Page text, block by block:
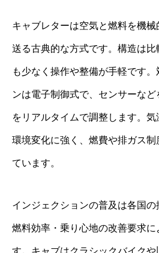
キャブレターは空気と燃料を機
送る古典的な方式です。構造は
も少なく操作や整備が手軽です
ンは電子制御式で、センサーな
をリアルタイムで調整します。
環境変化に強く、燃費や排ガス
ています。
インジェクションの普及は各国の
燃料効率・乗り心地の改善要求に
す。キャブはクラシックバイク